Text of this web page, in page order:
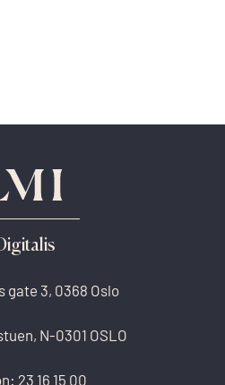
gate 3, 0368 Oslo
N-0301 OSLO
23 16 15 00